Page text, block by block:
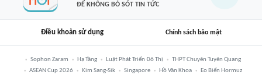
ĐỂ KHÔNG BỎ SÓT TIN TỨC
Điều khoản sử dụng Chính sách bảo mật
Sophon Zaram Hạ Tầng Luật Phát Triển Đô Thị
THPT Chuyên Tuyên Quang
ASEAN Cup 2026
Kim Sang-Sik Singapore Hồ Văn Khoa
Eo Biển Hormuz